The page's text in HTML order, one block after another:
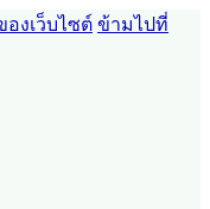
งเว็บไซต์ ข้ามไปที่